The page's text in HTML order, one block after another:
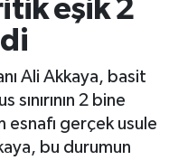
eşik 2
Ali Akkaya, basit
2 bine
gerçek usule
bu durumun